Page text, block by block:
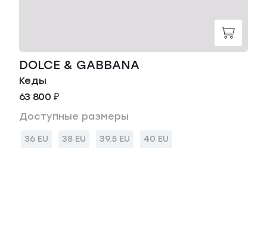
DOLCE & GABBANA
Кеды
63 800 ₽
Доступные размеры
36 EU 38 EU 39.5 EU 40 EU